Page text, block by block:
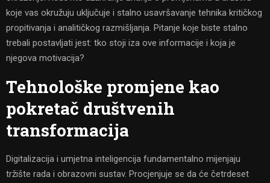
koje vas okružuju uključuje i stalno usavršavanje tehnika kritičkog
propitivanja i analitičkog razmišljanja. Pitanje koje biste stalno
trebali postavljati jest: tko stoji iza ove informacije i koja je
njegova motivacija?
Tehnološke promjene kao
pokretač društvenih
transformacija
Digitalizacija i umjetna inteligencija fundamentalno mijenjaju
tržište rada i obrazovni sustav. Procjenjuje se da će četrdeset